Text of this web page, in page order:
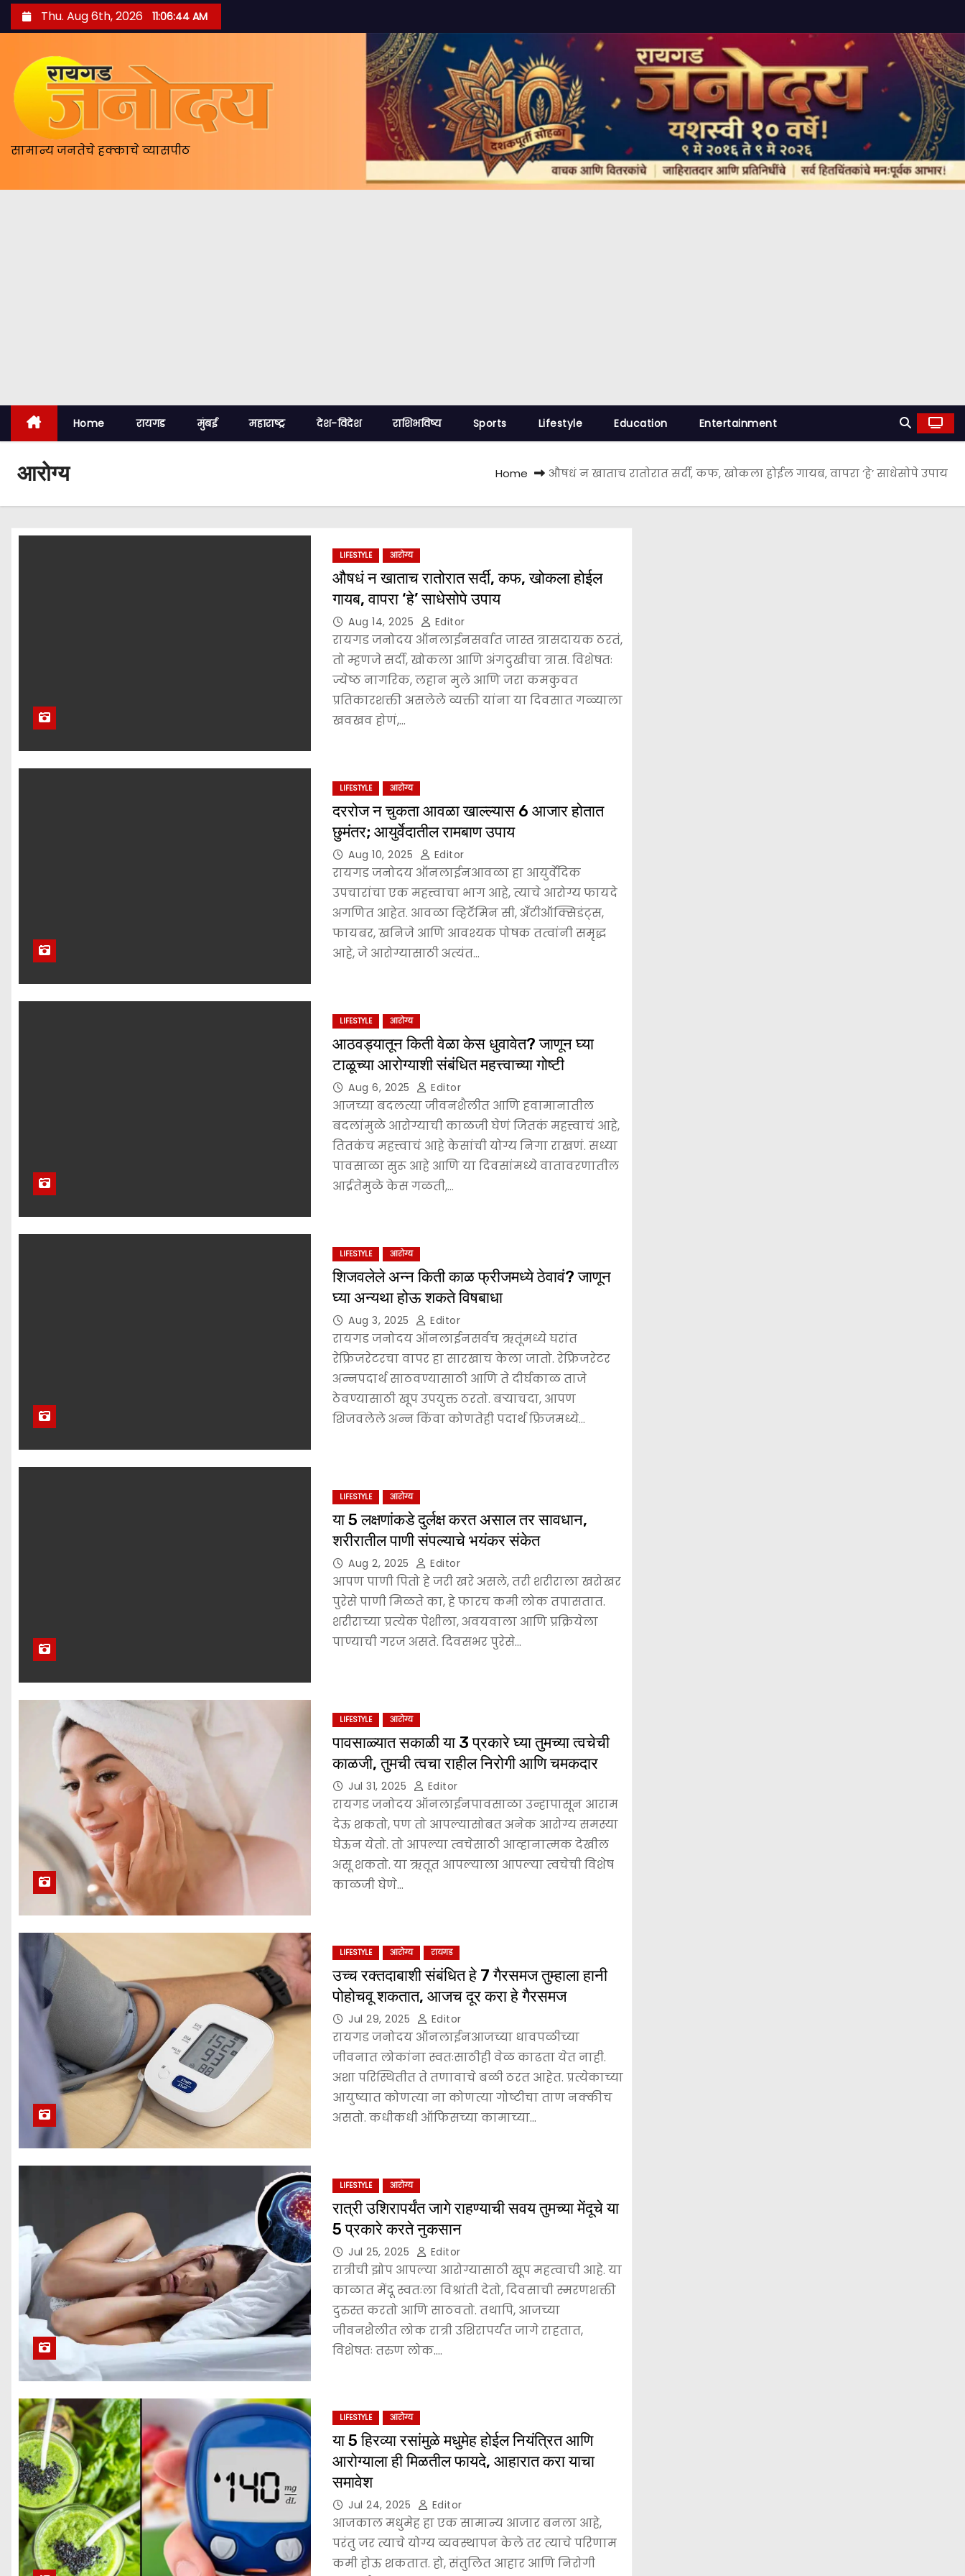
k
t
Thu. Aug 6th, 2026 11:06:45 AM
सामान्य जनतेचे हक्काचे व्यासपीठ
Home रायगड मुंबई महाराष्ट्र देश-विदेश राशिभविष्य Sports Lifestyle Education Entertainment
आरोग्य Home औषधं न खाताच रातोरात सर्दी, कफ, खोकला होईल गायब, वापरा ‘हे’ साधेसोपे उपाय
LIFESTYLE आरोग्य
औषधं न खाताच रातोरात सर्दी, कफ, खोकला होईल
गायब, वापरा ‘हे’ साधेसोपे उपाय
Aug 14, 2025 Editor
रायगड जनोदय ऑनलाईनसर्वात जास्त त्रासदायक ठरतं,
तो म्हणजे सर्दी, खोकला आणि अंगदुखीचा त्रास. विशेषतः
ज्येष्ठ नागरिक, लहान मुले आणि जरा कमकुवत
प्रतिकारशक्ती असलेले व्यक्ती यांना या दिवसात गळ्याला
खवखव होणं,…
LIFESTYLE आरोग्य
दररोज न चुकता आवळा खाल्ल्यास 6 आजार होतात
छुमंतर; आयुर्वेदातील रामबाण उपाय
Aug 10, 2025 Editor
रायगड जनोदय ऑनलाईनआवळा हा आयुर्वेदिक
उपचारांचा एक महत्त्वाचा भाग आहे, त्याचे आरोग्य फायदे
अगणित आहेत. आवळा व्हिटॅमिन सी, अँटीऑक्सिडंट्स,
फायबर, खनिजे आणि आवश्यक पोषक तत्वांनी समृद्ध
आहे, जे आरोग्यासाठी अत्यंत…
LIFESTYLE आरोग्य
आठवड्यातून किती वेळा केस धुवावेत? जाणून घ्या
टाळूच्या आरोग्याशी संबंधित महत्त्वाच्या गोष्टी
Aug 6, 2025 Editor
आजच्या बदलत्या जीवनशैलीत आणि हवामानातील
बदलांमुळे आरोग्याची काळजी घेणं जितकं महत्त्वाचं आहे,
तितकंच महत्त्वाचं आहे केसांची योग्य निगा राखणं. सध्या
पावसाळा सुरू आहे आणि या दिवसांमध्ये वातावरणातील
आर्द्रतेमुळे केस गळती,…
LIFESTYLE आरोग्य
शिजवलेले अन्न किती काळ फ्रीजमध्ये ठेवावं? जाणून
घ्या अन्यथा होऊ शकते विषबाधा
Aug 3, 2025 Editor
रायगड जनोदय ऑनलाईनसर्वच ऋतूंमध्ये घरांत
रेफ्रिजरेटरचा वापर हा सारखाच केला जातो. रेफ्रिजरेटर
अन्नपदार्थ साठवण्यासाठी आणि ते दीर्घकाळ ताजे
ठेवण्यासाठी खूप उपयुक्त ठरतो. बऱ्याचदा, आपण
शिजवलेले अन्न किंवा कोणतेही पदार्थ फ्रिजमध्ये…
LIFESTYLE आरोग्य
या 5 लक्षणांकडे दुर्लक्ष करत असाल तर सावधान,
शरीरातील पाणी संपल्याचे भयंकर संकेत
Aug 2, 2025 Editor
आपण पाणी पितो हे जरी खरे असले, तरी शरीराला खरोखर
पुरेसे पाणी मिळते का, हे फारच कमी लोक तपासतात.
शरीराच्या प्रत्येक पेशीला, अवयवाला आणि प्रक्रियेला
पाण्याची गरज असते. दिवसभर पुरेसे…
LIFESTYLE आरोग्य
पावसाळ्यात सकाळी या 3 प्रकारे घ्या तुमच्या त्वचेची
काळजी, तुमची त्वचा राहील निरोगी आणि चमकदार
Jul 31, 2025 Editor
रायगड जनोदय ऑनलाईनपावसाळा उन्हापासून आराम
देऊ शकतो, पण तो आपल्यासोबत अनेक आरोग्य समस्या
घेऊन येतो. तो आपल्या त्वचेसाठी आव्हानात्मक देखील
असू शकतो. या ऋतूत आपल्याला आपल्या त्वचेची विशेष
काळजी घेणे…
LIFESTYLE आरोग्य रायगड
उच्च रक्तदाबाशी संबंधित हे 7 गैरसमज तुम्हाला हानी
पोहोचवू शकतात, आजच दूर करा हे गैरसमज
Jul 29, 2025 Editor
रायगड जनोदय ऑनलाईनआजच्या धावपळीच्या
जीवनात लोकांना स्वतःसाठीही वेळ काढता येत नाही.
अशा परिस्थितीत ते तणावाचे बळी ठरत आहेत. प्रत्येकाच्या
आयुष्यात कोणत्या ना कोणत्या गोष्टीचा ताण नक्कीच
असतो. कधीकधी ऑफिसच्या कामाच्या…
LIFESTYLE आरोग्य
रात्री उशिरापर्यंत जागे राहण्याची सवय तुमच्या मेंदूचे या
5 प्रकारे करते नुकसान
Jul 25, 2025 Editor
रात्रीची झोप आपल्या आरोग्यासाठी खूप महत्वाची आहे. या
काळात मेंदू स्वतःला विश्रांती देतो, दिवसाची स्मरणशक्ती
दुरुस्त करतो आणि साठवतो. तथापि, आजच्या
जीवनशैलीत लोक रात्री उशिरापर्यंत जागे राहतात,
विशेषतः तरुण लोक.…
LIFESTYLE आरोग्य
या 5 हिरव्या रसांमुळे मधुमेह होईल नियंत्रित आणि
आरोग्याला ही मिळतील फायदे, आहारात करा याचा
समावेश
Jul 24, 2025 Editor
आजकाल मधुमेह हा एक सामान्य आजार बनला आहे,
परंतु जर त्याचे योग्य व्यवस्थापन केले तर त्याचे परिणाम
कमी होऊ शकतात. हो, संतुलित आहार आणि निरोगी